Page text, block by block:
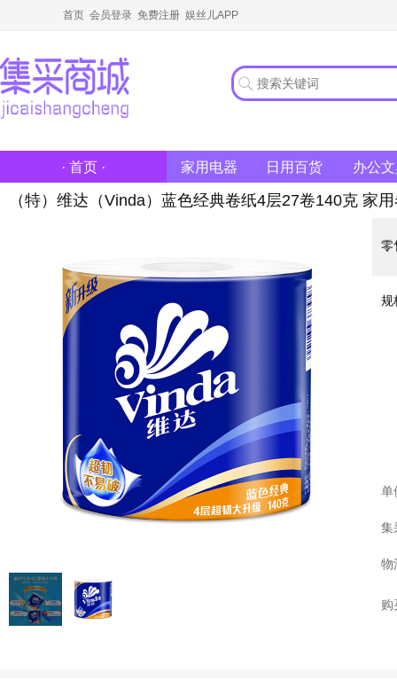
首页 会员登录 免费注册 娱丝儿APP
· 首页 · 家用电器 日用百货 办公
（特）维达（Vinda）蓝色经典卷纸4层27卷140克 家
零
规
单
集
物
购